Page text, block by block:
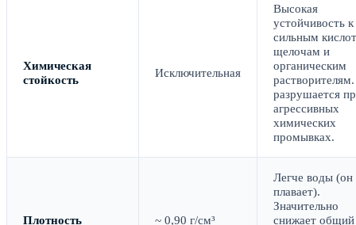
Химическая
стойкость
Исключительная
Высокая
устойчивость к
сильным
щелочам и
органическим
разрушается
агрессивных
химических
промывках.
Плотность ~ 0,90 г/см³
Легче воды (он
плавает).
Значительно
снижает общий